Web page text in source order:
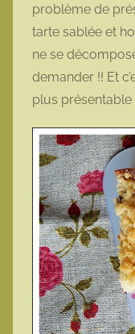
problème de
tarte sablée et
ne se décompose
demander !! Et
plus